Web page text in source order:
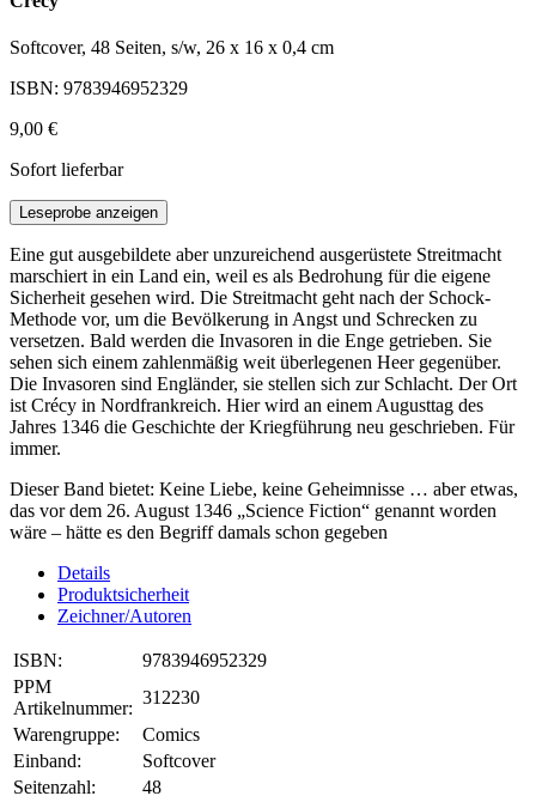
Softcover, 48 Seiten, s/w, 26 x 16 x 0,4 cm
ISBN: 9783946952329
9,00 €
Sofort lieferbar
Leseprobe anzeigen
Eine gut ausgebildete aber unzureichend ausgerüstete Streitmacht
marschiert in ein Land ein, weil es als Bedrohung für die eigene
Sicherheit gesehen wird. Die Streitmacht geht nach der Schock-
Methode vor, um die Bevölkerung in Angst und Schrecken zu
versetzen. Bald werden die Invasoren in die Enge getrieben. Sie
sehen sich einem zahlenmäßig weit überlegenen Heer gegenüber.
Die Invasoren sind Engländer, sie stellen sich zur Schlacht. Der Ort
ist Crécy in Nordfrankreich. Hier wird an einem Augusttag des
Jahres 1346 die Geschichte der Kriegführung neu geschrieben. Für
immer.
Dieser Band bietet: Keine Liebe, keine Geheimnisse … aber etwas,
das vor dem 26. August 1346 „Science Fiction“ genannt worden
wäre – hätte es den Begriff damals schon gegeben
Details
Produktsicherheit
Zeichner/Autoren
ISBN:
9783946952329
PPM
Artikelnummer:
312230
Warengruppe:
Comics
Einband:
Softcover
Seitenzahl:
48